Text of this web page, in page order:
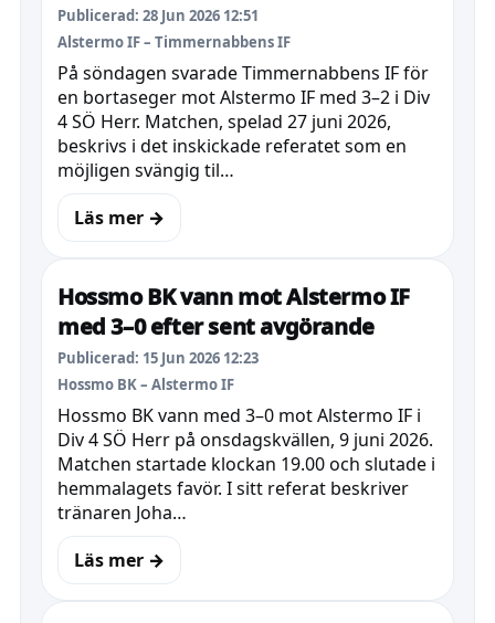
Publicerad: 28 Jun 2026 12:51
Alstermo IF – Timmernabbens IF
På söndagen svarade Timmernabbens IF för
en bortaseger mot Alstermo IF med 3–2 i Div
4 SÖ Herr. Matchen, spelad 27 juni 2026,
beskrivs i det inskickade referatet som en
möjligen svängig til…
Läs mer →
Hossmo BK vann mot Alstermo IF
med 3–0 efter sent avgörande
Publicerad: 15 Jun 2026 12:23
Hossmo BK – Alstermo IF
Hossmo BK vann med 3–0 mot Alstermo IF i
Div 4 SÖ Herr på onsdagskvällen, 9 juni 2026.
Matchen startade klockan 19.00 och slutade i
hemmalagets favör. I sitt referat beskriver
tränaren Joha…
Läs mer →